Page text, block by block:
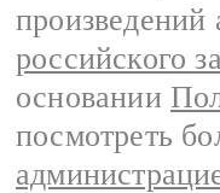
произведений
российского
основании
посмотреть